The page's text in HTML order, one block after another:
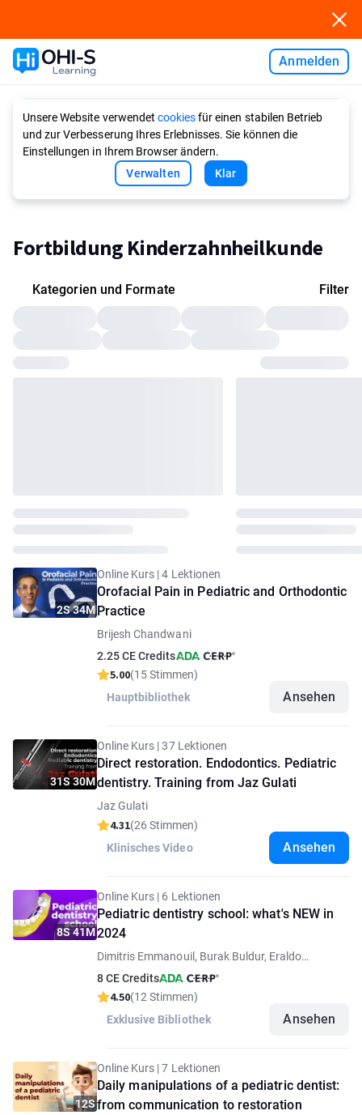
Anmelden
Unsere Website verwendet cookiesfür einen stabilen Betrieb
und zur Verbesserung Ihres Erlebnisses. Sie können die
Einstellungen in Ihrem Browser ändern.
Verwalten
Klar
Fortbildung Kinderzahnheilkunde
Kategorien und Formate Filter
2S 34M
Online Kurs | 4 Lektionen
Orofacial Pain in Pediatric and Orthodontic
Practice
Brijesh Chandwani
2.25 CE Credits
5.00(15 Stimmen)
Hauptbibliothek
Ansehen
31S 30M
Online Kurs | 37 Lektionen
Direct restoration. Endodontics. Pediatric
dentistry. Training from Jaz Gulati
Jaz Gulati
4.31(26 Stimmen)
Klinisches Video
Ansehen
8S 41M
Online Kurs | 6 Lektionen
Pediatric dentistry school: what's NEW in
2024
Dimitris Emmanouil, Burak Buldur, Eraldo
8 CE Credits
4.50(12 Stimmen)
Exklusive Bibliothek
Ansehen
12S
Online Kurs | 7 Lektionen
Daily manipulations of a pediatric dentist:
from communication to restoration